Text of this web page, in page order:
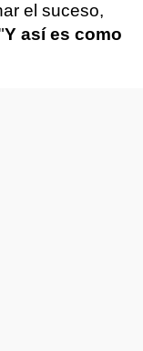
el suceso,
Y así es como